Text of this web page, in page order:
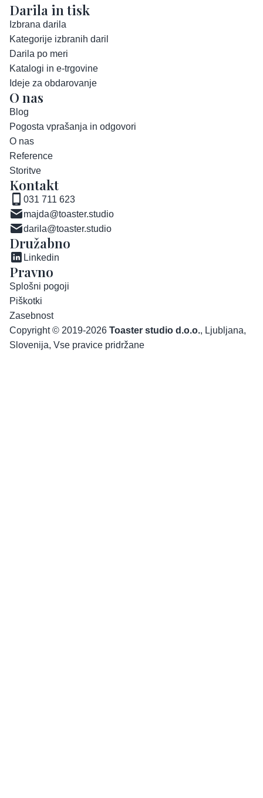
Darila in tisk
Izbrana darila
Kategorije izbranih daril
Darila po meri
Katalogi in e-trgovine
Ideje za obdarovanje
O nas
Blog
Pogosta vprašanja in odgovori
O nas
Reference
Storitve
Kontakt
031 711 623
majda@toaster.studio
darila@toaster.studio
Družabno
Linkedin
Pravno
Splošni pogoji
Piškotki
Zasebnost
Copyright © 2019-2026 Toaster studio d.o.o., Ljubljana,
Slovenija, Vse pravice pridržane